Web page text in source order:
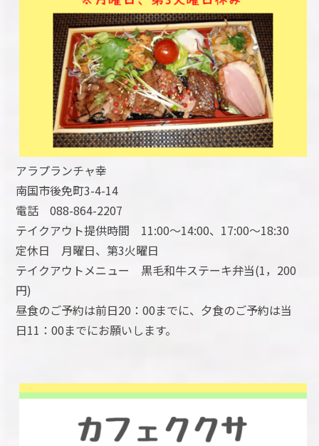
アラプランチャ幸
南国市後免町3-4-14
電話 088-864-2207
テイクアウト提供時間 11:00～14:00、17:00～18:30
定休日 月曜日、第3火曜日
テイクアウトメニュー 黒毛和牛ステーキ弁当(1，200
円)
昼食のご予約は前日20：00までに、夕食のご予約は当
日11：00までにお願いします。